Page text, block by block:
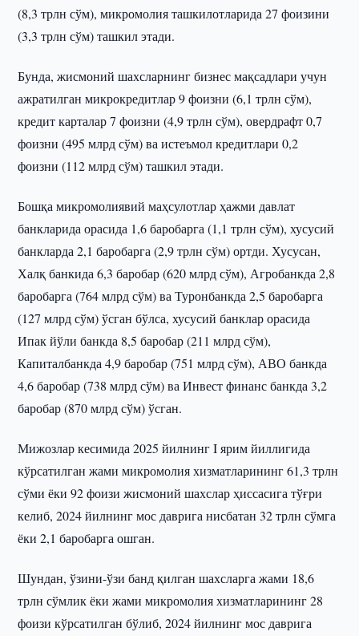
(8,3 трлн сўм), микромолия ташкилотларида 27 фоизини
(3,3 трлн сўм) ташкил этади.
Бунда, жисмоний шахсларнинг бизнес мақсадлари учун
ажратилган микрокредитлар 9 фоизни (6,1 трлн сўм),
кредит карталар 7 фоизни (4,9 трлн сўм), овердрафт 0,7
фоизни (495 млрд сўм) ва истеъмол кредитлари 0,2
фоизни (112 млрд сўм) ташкил этади.
Бошқа микромолиявий маҳсулотлар ҳажми давлат
банкларида орасида 1,6 баробарга (1,1 трлн сўм), хусусий
банкларда 2,1 баробарга (2,9 трлн сўм) ортди. Хусусан,
Халқ банкида 6,3 баробар (620 млрд сўм), Агробанкда 2,8
баробарга (764 млрд сўм) ва Туронбанкда 2,5 баробарга
(127 млрд сўм) ўсган бўлса, хусусий банклар орасида
Ипак йўли банкда 8,5 баробар (211 млрд сўм),
Капиталбанкда 4,9 баробар (751 млрд сўм), АВО банкда
4,6 баробар (738 млрд сўм) ва Инвест финанс банкда 3,2
баробар (870 млрд сўм) ўсган.
Мижозлар кесимида 2025 йилнинг I ярим йиллигида
кўрсатилган жами микромолия хизматларининг 61,3 трлн
сўми ёки 92 фоизи жисмоний шахслар ҳиссасига тўғри
келиб, 2024 йилнинг мос даврига нисбатан 32 трлн сўмга
ёки 2,1 баробарга ошган.
Шундан, ўзини-ўзи банд қилган шахсларга жами 18,6
трлн сўмлик ёки жами микромолия хизматларининг 28
фоизи кўрсатилган бўлиб, 2024 йилнинг мос даврига